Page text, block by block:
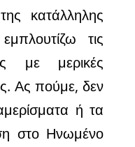
κατάλληλης
τις
με μερικές
Ας πούμε, δεν
ή τα
στο Ηνωμένο